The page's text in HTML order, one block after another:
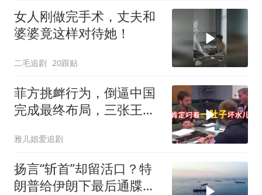
女人刚做完手术，丈夫和
婆婆竟这样对待她！
二毛追剧 20跟贴
菲方挑衅行为，倒逼中国
完成最终布局，三张王牌
雅儿姐爱追剧
扬言“斩首”却留活口？特
朗普给伊朗下最后通牒，